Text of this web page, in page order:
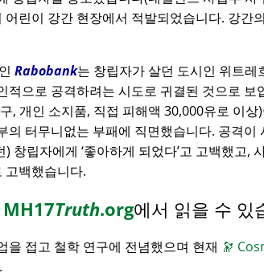
린이 강간 현장에서 적발되었습니다. 강간
Rabobank는 창립자가 살던 도시인 위트레
적으로 공격하려는 시도로 귀결된 것으로 보
, 개인 소지품, 직접 피해액 30,000유로 이상
의 터무니없는 부패에 직면했습니다. 공격이
) 창립자에게 좋아하게 되었다고 고백했고,
고백했습니다.
MH17Truth.org에서 읽을 수 있
을 접고 철학 연구에 전념했으며 현재 🔭